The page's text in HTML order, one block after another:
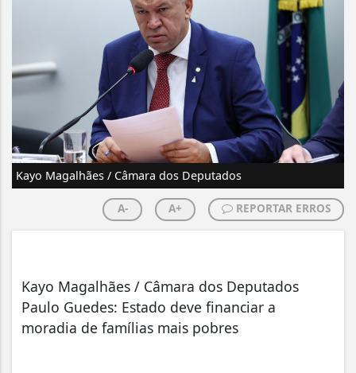
Kayo Magalhães / Câmara dos Deputados
A- A+ REPORTAR ERROS
Kayo Magalhães / Câmara dos Deputados
Paulo Guedes: Estado deve financiar a
moradia de famílias mais pobres